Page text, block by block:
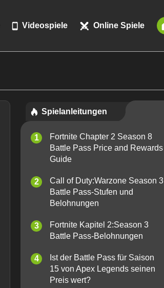
Videospiele Online Spiele
Spielanleitungen
Fortnite Chapter 2 Season 8
Battle Pass Price and Rewards
Guide
Call of Duty:Warzone Season 3
Battle Pass-Stufen und
Belohnungen
Fortnite Kapitel 2:Season 3
Battle Pass-Belohnungen
Ist der Battle Pass für Saison
15 von Apex Legends seinen
Preis wert?